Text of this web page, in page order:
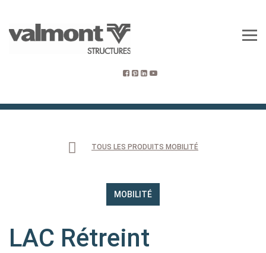
TOUS LES PRODUITS MOBILITÉ
MOBILITÉ
LAC Rétreint